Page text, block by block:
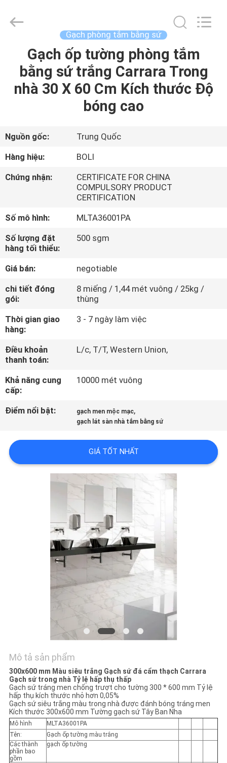
NHÀ
SẢN
VIDEO
CHÚNG
CHUYẾN
THAM
QUAN
NHÀ
MÁY
KIỂM
SOÁT
CHẤT
LƯỢNG
HỆ
VỚI
WEB
CHÍNH
SÁCH
BẢO
MẬT
CERAMICS
Gạch phòng tắm bằng sứ
Gạch ốp tường phòng tắm
bằng sứ trắng Carrara Trong
nhà 30 X 60 Cm Kích thước Độ
bóng cao
Nguồn gốc:
Trung Quốc
Hàng hiệu:
BOLI
Chứng nhận:
CERTIFICATE FOR CHINA
COMPULSORY PRODUCT
CERTIFICATION
Số mô hình:
MLTA36001PA
Số lượng đặt
hàng tối thiểu:
500 sgm
Giá bán:
negotiable
chi tiết đóng
gói:
8 miếng / 1,44 mét vuông / 25kg /
thùng
Thời gian giao
hàng:
3 - 7 ngày làm việc
Điều khoản
thanh toán:
L/c, T/T, Western Union,
Khả năng cung
cấp:
10000 mét vuông
Điểm nổi bật: gạch men mộc mạc,
gạch lát sàn nhà tắm bằng sứ
GIÁ TỐT NHẤT
Mô tả sản phẩm
300x600 mm Màu siêu trắng Gạch sứ đá cẩm thạch Carrara
Gạch sứ trong nhà Tỷ lệ hấp thụ thấp
Gạch sứ tráng men chống trượt cho tường 300 * 600 mm Tỷ lệ
hấp thụ kích thước nhỏ hơn 0,05%
Gạch sứ siêu trắng màu trong nhà được đánh bóng tráng men
Kích thước 300x600 mm Tường gạch sứ Tây Ban Nha
Mô hình
MLTA36001PA
Tên:
Gạch ốp tường màu trắng
Các thành
phần bao
gồm
gạch ốp tường